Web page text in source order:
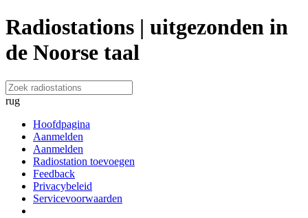
Radiostations | uitgezonden in
de Noorse taal
rug
Hoofdpagina
Aanmelden
Aanmelden
Radiostation toevoegen
Feedback
Privacybeleid
Servicevoorwaarden